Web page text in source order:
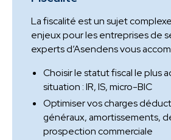
La fiscalité est un sujet
enjeux pour les entreprises de
experts d’Asendens vous
Choisir le statut fiscal le plus
situation : IR, IS, micro-BIC
Optimiser vos charges
généraux, amortissements,
prospection commerciale